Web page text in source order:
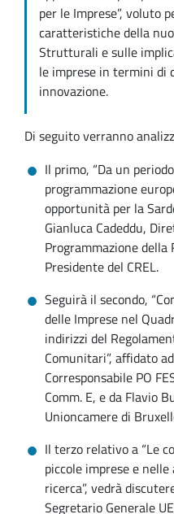
per le Imprese”, voluto
caratteristiche della
Strutturali e sulle
le imprese in termini di
innovazione.
Di seguito verranno
Il primo, “Da un
programmazione
opportunità per la
Gianluca Cadeddu,
Programmazione della
Presidente del CREL.
Seguirà il secondo,
delle Imprese nel
indirizzi del
Comunitari”, affidato
Corresponsabile PO
Comm. E, e da Flavio
Unioncamere di
Il terzo relativo a “Le
piccole imprese e
ricerca”, vedrà
Segretario Generale